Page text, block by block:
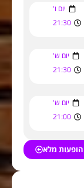
יום ו'
21:30
יום ש'
21:30
יום ש'
21:00
מלא